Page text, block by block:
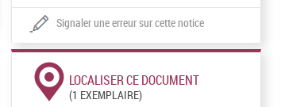
Signaler une erreur sur cette notice
LOCALISER CE DOCUMENT
(1 EXEMPLAIRE)